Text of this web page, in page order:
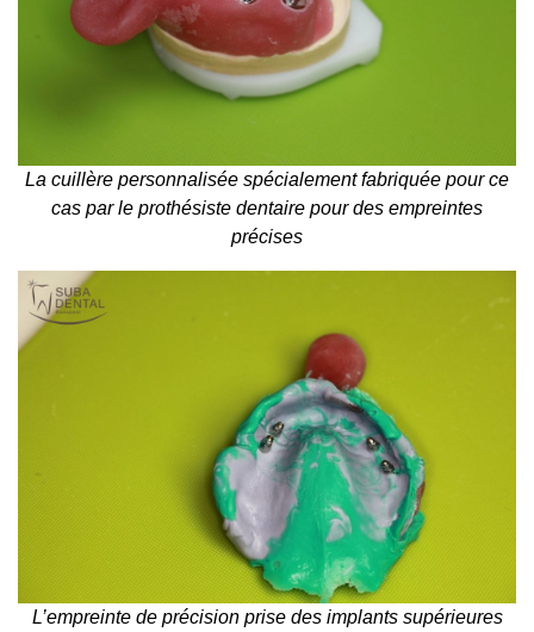
La cuillère personnalisée spécialement fabriquée pour ce
cas par le prothésiste dentaire pour des empreintes
précises
L’empreinte de précision prise des implants supérieures